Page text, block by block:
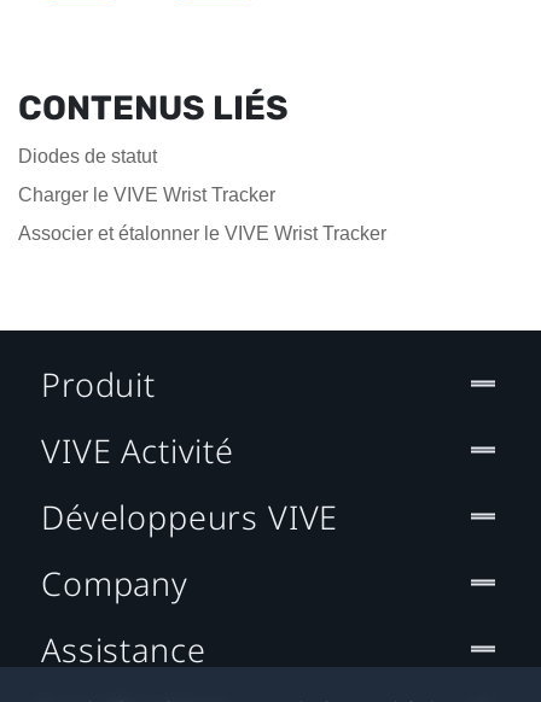
CONTENUS LIÉS
Diodes de statut
Charger le VIVE Wrist Tracker
Associer et étalonner le VIVE Wrist Tracker
Produit
VIVE Activité
Développeurs VIVE
Company
Assistance